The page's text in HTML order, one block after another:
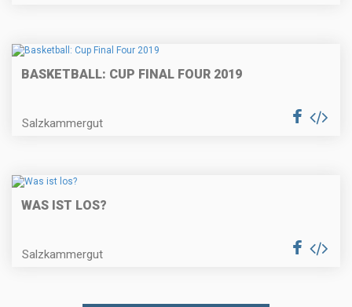
BASKETBALL: CUP FINAL FOUR 2019
Salzkammergut
WAS IST LOS?
Salzkammergut